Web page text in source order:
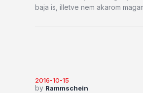
baja is, illetve nem akarom
2016-10-15
by Rammschein